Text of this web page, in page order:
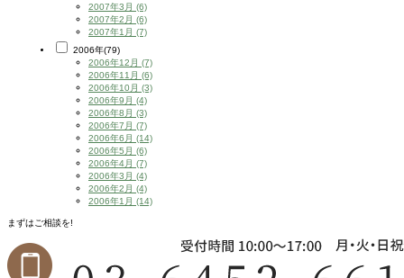
2007年3月 (6)
2007年2月 (6)
2007年1月 (7)
2006年(79)
2006年12月 (7)
2006年11月 (6)
2006年10月 (3)
2006年9月 (4)
2006年8月 (3)
2006年7月 (7)
2006年6月 (14)
2006年5月 (6)
2006年4月 (7)
2006年3月 (4)
2006年2月 (4)
2006年1月 (14)
まずはご相談を!